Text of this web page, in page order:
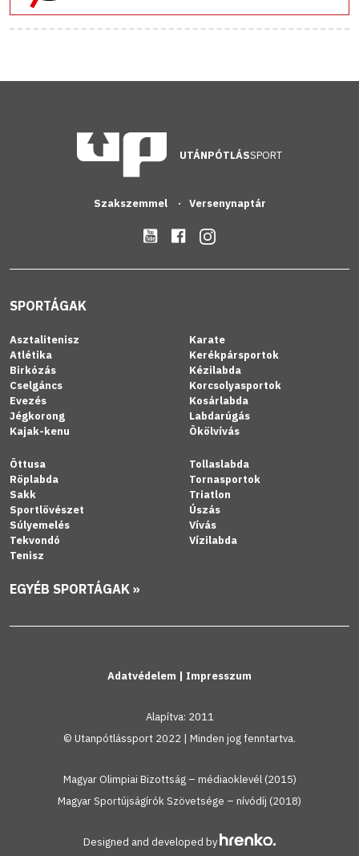
UTÁNPÓTLÁSSPORT
Szakszemmel Versenynaptár
SPORTÁGAK
Asztalitenisz
Atlétika
Birkózás
Cselgáncs
Evezés
Jégkorong
Kajak-kenu
Karate
Kerékpársportok
Kézilabda
Korcsolyasportok
Kosárlabda
Labdarúgás
Ökölvívás
Öttusa
Röplabda
Sakk
Sportlövészet
Súlyemelés
Tekvondó
Tenisz
Tollaslabda
Tornasportok
Triatlon
Úszás
Vívás
Vízilabda
EGYÉB SPORTÁGAK »
Adatvédelem | Impresszum
Alapítva: 2011
© Utanpótlássport 2022 | Minden jog fenntartva.
Magyar Olimpiai Bizottság – médiaoklevél (2015)
Magyar Sportújságírók Szövetsége – nívódíj (2018)
Designed and developed by